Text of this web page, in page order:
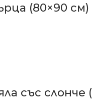
(80×90 см)
със слонче